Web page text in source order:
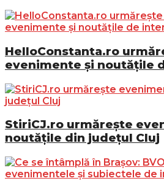
HelloConstanta.ro
evenimente și noutățile
StiriCJ.ro urmărește
noutățile din județul Cluj